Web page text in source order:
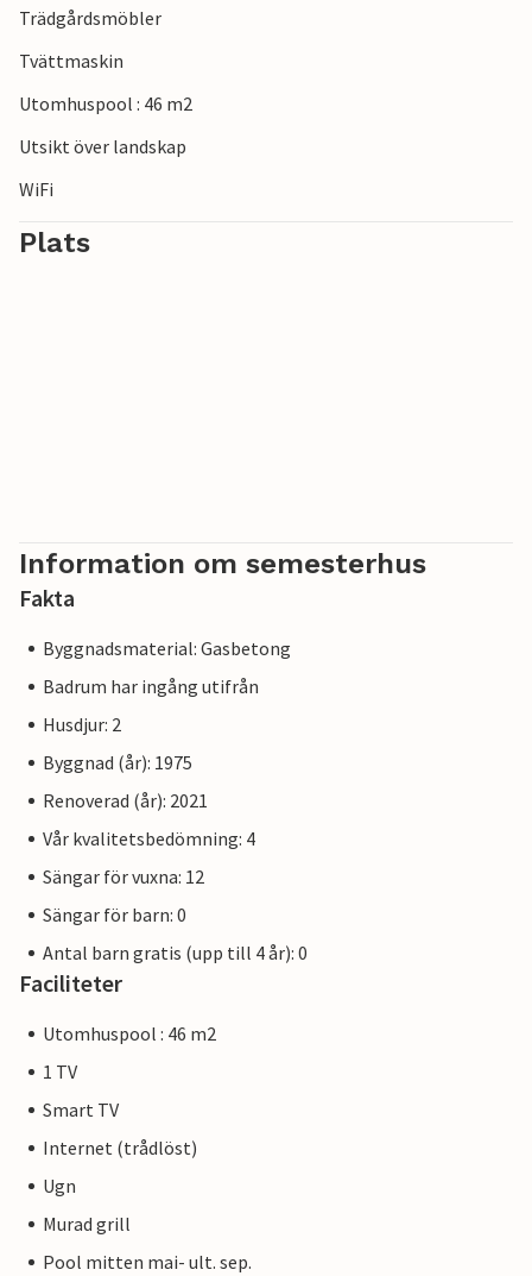
Trädgårdsmöbler
Tvättmaskin
Utomhuspool : 46 m2
Utsikt över landskap
WiFi
Plats
Information om semesterhus
Fakta
Byggnadsmaterial: Gasbetong
Badrum har ingång utifrån
Husdjur: 2
Byggnad (år): 1975
Renoverad (år): 2021
Vår kvalitetsbedömning: 4
Sängar för vuxna: 12
Sängar för barn: 0
Antal barn gratis (upp till 4 år): 0
Faciliteter
Utomhuspool : 46 m2
1 TV
Smart TV
Internet (trådlöst)
Ugn
Murad grill
Pool mitten mai- ult. sep.